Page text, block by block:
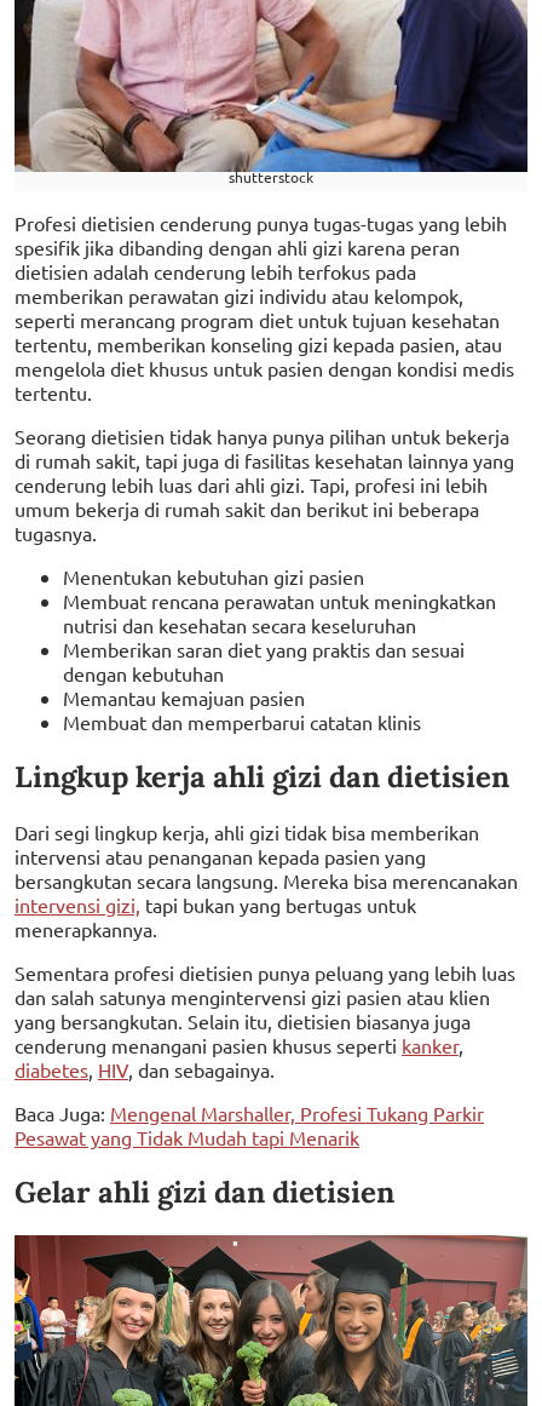
shutterstock
Profesi dietisien cenderung punya tugas-tugas yang lebih
spesifik jika dibanding dengan ahli gizi karena peran
dietisien adalah cenderung lebih terfokus pada
memberikan perawatan gizi individu atau kelompok,
seperti merancang program diet untuk tujuan kesehatan
tertentu, memberikan konseling gizi kepada pasien, atau
mengelola diet khusus untuk pasien dengan kondisi medis
tertentu.
Seorang dietisien tidak hanya punya pilihan untuk bekerja
di rumah sakit, tapi juga di fasilitas kesehatan lainnya yang
cenderung lebih luas dari ahli gizi. Tapi, profesi ini lebih
umum bekerja di rumah sakit dan berikut ini beberapa
tugasnya.
Menentukan kebutuhan gizi pasien
Membuat rencana perawatan untuk meningkatkan
nutrisi dan kesehatan secara keseluruhan
Memberikan saran diet yang praktis dan sesuai
dengan kebutuhan
Memantau kemajuan pasien
Membuat dan memperbarui catatan klinis
Lingkup kerja ahli gizi dan dietisien
Dari segi lingkup kerja, ahli gizi tidak bisa memberikan
intervensi atau penanganan kepada pasien yang
bersangkutan secara langsung. Mereka bisa merencanakan
intervensi gizi, tapi bukan yang bertugas untuk
menerapkannya.
Sementara profesi dietisien punya peluang yang lebih luas
dan salah satunya mengintervensi gizi pasien atau klien
yang bersangkutan. Selain itu, dietisien biasanya juga
cenderung menangani pasien khusus seperti kanker,
diabetes, HIV, dan sebagainya.
Baca Juga: Mengenal Marshaller, Profesi Tukang Parkir
Pesawat yang Tidak Mudah tapi Menarik
Gelar ahli gizi dan dietisien